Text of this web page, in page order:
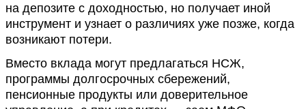
на депозите с доходностью, но получает иной
инструмент и узнает о различиях уже позже, когда
возникают потери.
Вместо вклада могут предлагаться НСЖ,
программы долгосрочных сбережений,
пенсионные продукты или доверительное